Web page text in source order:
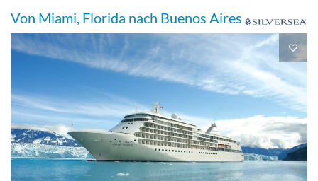
Von Miami, Florida nach Buenos Aires